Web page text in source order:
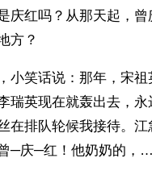
庆红吗？从那天起，
方？
小笑话说：那年，宋
瑞英现在就轰出去，
在排队轮候我接待。
─庆─红！他奶奶的，